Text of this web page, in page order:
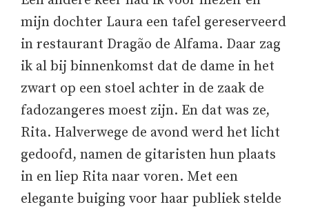
mijn dochter Laura een tafel gereserveerd
in restaurant Dragão de Alfama. Daar zag
ik al bij binnenkomst dat de dame in het
zwart op een stoel achter in de zaak de
fadozangeres moest zijn. En dat was ze,
Rita. Halverwege de avond werd het licht
gedoofd, namen de gitaristen hun plaats
in en liep Rita naar voren. Met een
elegante buiging voor haar publiek stelde